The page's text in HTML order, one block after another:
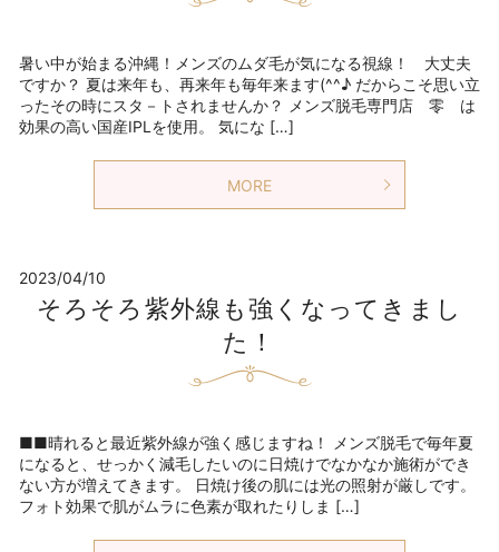
暑い中が始まる沖縄！メンズのムダ毛が気になる視線！ 大丈夫
ですか？ 夏は来年も、再来年も毎年来ます(^^♪ だからこそ思い立
ったその時にスタ－トされませんか？ メンズ脱毛専門店 零 は
効果の高い国産IPLを使用。 気にな […]
MORE
2023/04/10
そろそろ紫外線も強くなってきまし
た！
■■晴れると最近紫外線が強く感じますね！ メンズ脱毛で毎年夏
になると、せっかく減毛したいのに日焼けでなかなか施術ができ
ない方が増えてきます。 日焼け後の肌には光の照射が厳しです。
フォト効果で肌がムラに色素が取れたりしま […]